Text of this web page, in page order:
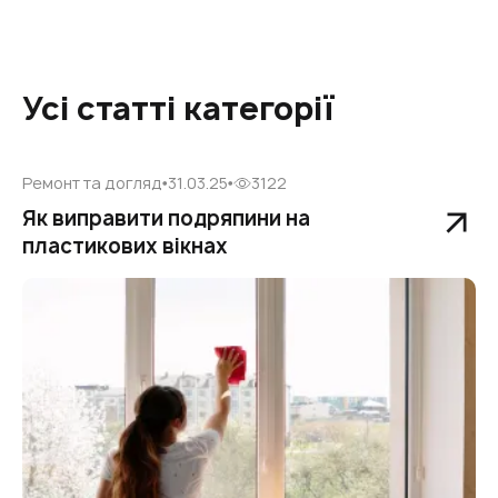
Усі статті категорії
Ремонт та догляд 31.03.25 3122
Як виправити подряпини на
пластикових вікнах